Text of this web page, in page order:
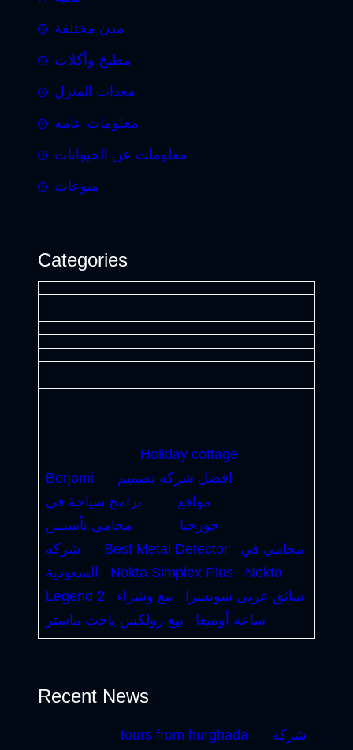
مدن مختلفة
مطبخ وأكلات
معدات المنزل
معلومات عامة
معلومات عن الحيوانات
منوعات
Categories
Holiday cottage
Borjomi
افضل شركة تصميم
مواقع
برامج سياحة في
جورجيا
محامي تأسيس
شركة
Best Metal Detector
محامي في
السعودية
Nokta Simplex Plus
Nokta
Legend 2
سائق عربى سويسرا
بيع وشراء
ساعة أوميغا
بيع رولكس ياخت ماستر
Recent News
tours from hurghada
شركة